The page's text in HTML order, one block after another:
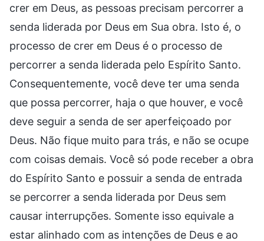
crer em Deus, as pessoas precisam percorrer a
senda liderada por Deus em Sua obra. Isto é, o
processo de crer em Deus é o processo de
percorrer a senda liderada pelo Espírito Santo.
Consequentemente, você deve ter uma senda
que possa percorrer, haja o que houver, e você
deve seguir a senda de ser aperfeiçoado por
Deus. Não fique muito para trás, e não se ocupe
com coisas demais. Você só pode receber a obra
do Espírito Santo e possuir a senda de entrada
se percorrer a senda liderada por Deus sem
causar interrupções. Somente isso equivale a
estar alinhado com as intenções de Deus e ao